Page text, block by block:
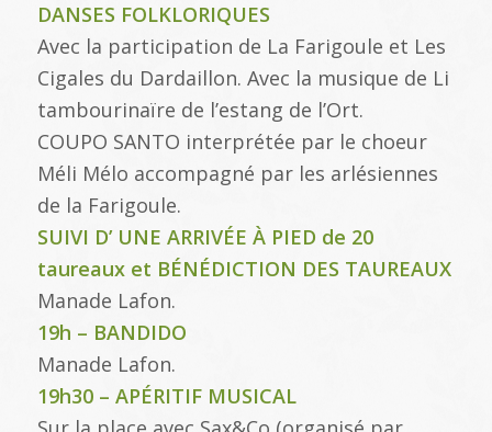
DANSES FOLKLORIQUES
Avec la participation de La Farigoule et Les
Cigales du Dardaillon. Avec la musique de Li
tambourinaïre de l’estang de l’Ort.
COUPO SANTO interprétée par le choeur
Méli Mélo accompagné par les arlésiennes
de la Farigoule.
SUIVI D’ UNE ARRIVÉE À PIED de 20
taureaux et BÉNÉDICTION DES TAUREAUX
Manade Lafon.
19h – BANDIDO
Manade Lafon.
19h30 – APÉRITIF MUSICAL